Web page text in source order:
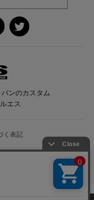
ンのカスタム
エス
く表記
Reserved.